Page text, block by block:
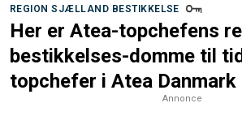
REGION SJÆLLAND BESTIKKELSE
Her er Atea-topchefens
bestikkelses-domme til
topchefer i Atea Danmark
Annonce